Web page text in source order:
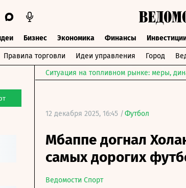
Бизнес Экономика Финансы
Правила торговли Идеи управления Город
Ситуация на топливном рынке: меры,
12 декабря 2025, 16:45 /Футбол
Мбаппе догнал
самых дорогих
Ведомости Спорт